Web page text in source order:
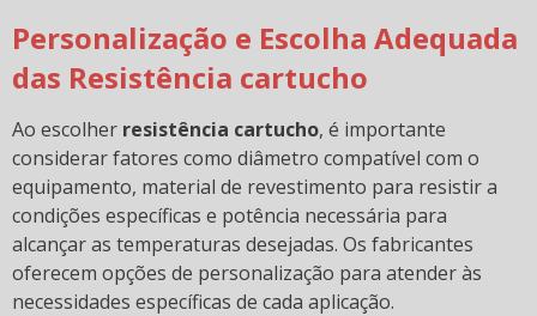
Personalização e Escolha Adequada
das Resistência cartucho
Ao escolher resistência cartucho, é importante
considerar fatores como diâmetro compatível com o
equipamento, material de revestimento para resistir a
condições específicas e potência necessária para
alcançar as temperaturas desejadas. Os fabricantes
oferecem opções de personalização para atender às
necessidades específicas de cada aplicação.